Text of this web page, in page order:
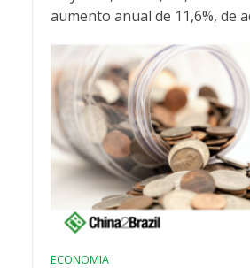
aumento anual de 11,6%, de
ECONOMIA